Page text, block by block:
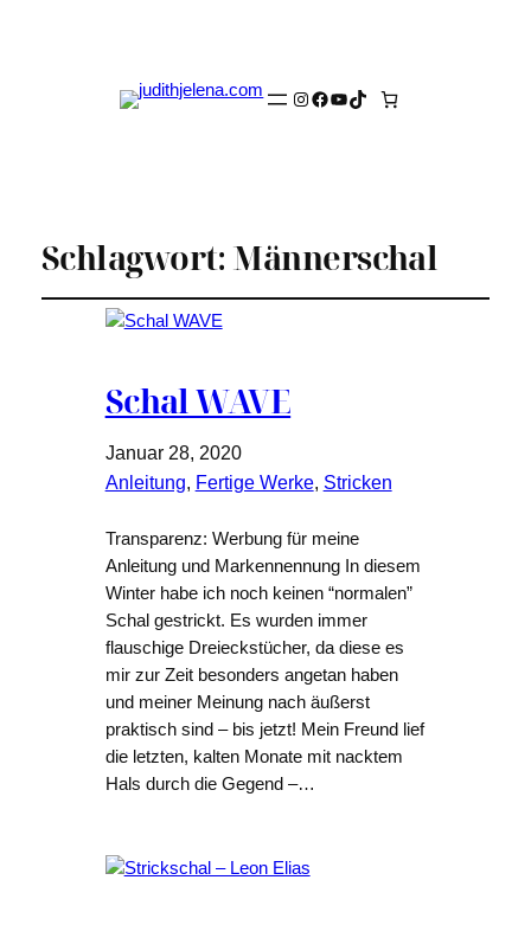
Instagram
Facebook
YouTube
TikTok
Schlagwort: Männerschal
Schal WAVE
Januar 28, 2020
Anleitung, Fertige Werke, Stricken
Transparenz: Werbung für meine
Anleitung und Markennennung In diesem
Winter habe ich noch keinen “normalen”
Schal gestrickt. Es wurden immer
flauschige Dreieckstücher, da diese es
mir zur Zeit besonders angetan haben
und meiner Meinung nach äußerst
praktisch sind – bis jetzt! Mein Freund lief
die letzten, kalten Monate mit nacktem
Hals durch die Gegend –…